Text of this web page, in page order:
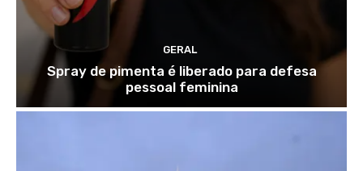
GERAL
Spray de pimenta é liberado para defesa
pessoal feminina